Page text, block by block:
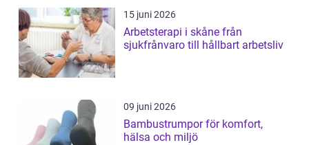
15 juni 2026
Arbetsterapi i skåne från
sjukfrånvaro till hållbart arbetsliv
09 juni 2026
Bambustrumpor för komfort,
hälsa och miljö